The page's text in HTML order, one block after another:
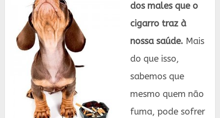
dos males que o
cigarro traz à
nossa saúde. Mais
do que isso,
sabemos que
mesmo quem não
fuma, pode sofrer